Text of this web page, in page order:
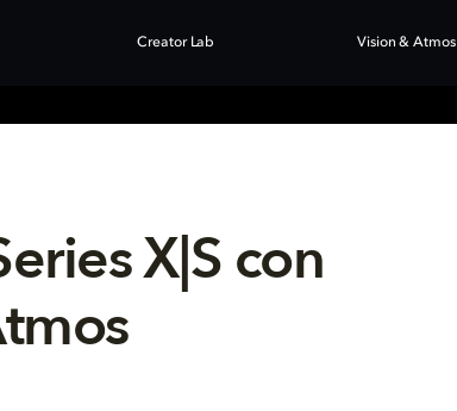
Creator Lab Vision & Atmos
X|S con